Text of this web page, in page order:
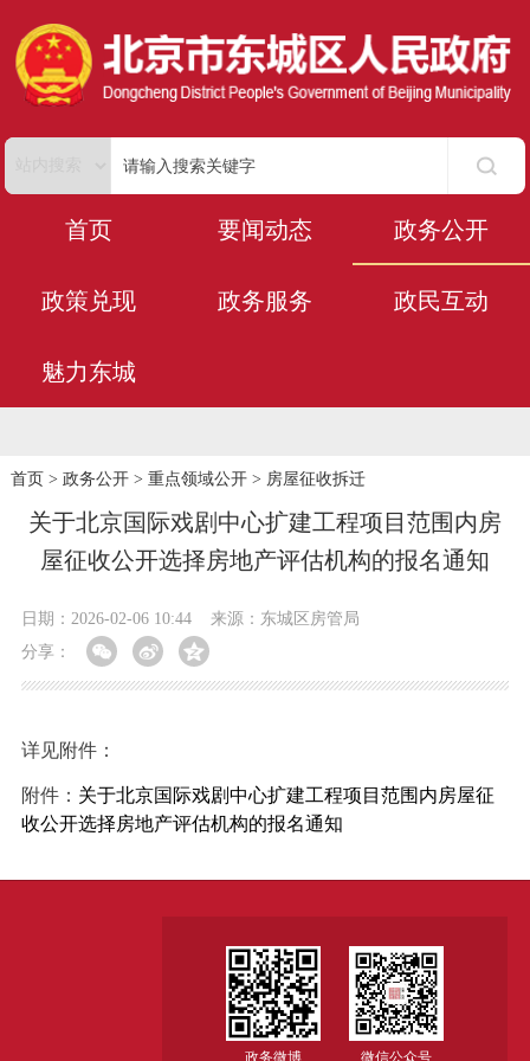
首页 要闻动态 政务公开
政策兑现 政务服务 政民互动
魅力东城
首页 > 政务公开> 重点领域公开> 房屋征收拆迁
关于北京国际戏剧中心扩建工程项目范围内房
屋征收公开选择房地产评估机构的报名通知
日期：2026-02-06 10:44
来源：东城区房管局
分享：
详见附件：
附件： 关于北京国际戏剧中心扩建工程项目范围内房屋征
收公开选择房地产评估机构的报名通知
政务微博 微信公众号